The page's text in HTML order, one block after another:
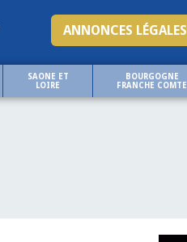
ANNONCES LÉGALES
SAONE ET
LOIRE
BOURGOGNE
FRANCHE COMTE